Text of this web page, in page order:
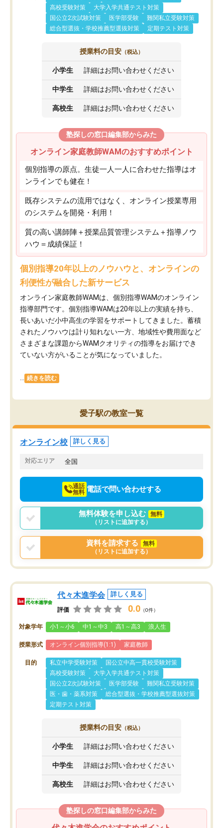
高校受験対策
大学入学共通テスト対策
国公立2次試験対策
医学部受験
難関私立受験対策
総合型選抜・学校推薦型選抜対策
定期テスト対策
授業料の目安 （税込）
小学生 詳細はお問い合わせください
中学生 詳細はお問い合わせください
高校生 詳細はお問い合わせください
塾探しの窓口編集部からみた
オンライン家庭教師WAMのおすすめポイント
個別指導の原点。生徒一人一人に合わせた指導はオ
ンラインでも健在！
既存システムの流用ではなく、オンライン授業専用
のシステムを開発・利用！
質の高い講師陣＋授業品質管理システム＋指導ノウ
ハウ＝成績保証！
個別指導20年以上のノウハウと、オンラインの
利便性が融合した新サービス
オンライン家庭教師WAMは、個別指導WAMのオンライン
指導部門です。個別指導WAMは20年以上の実績を持ち、
長いあいだ小中高生の学習をサポートしてきました。蓄積
されたノウハウは計り知れない一方、地域性や費用面など
さまざまな課題からWAMクオリティの指導をお届けでき
ていない方がいることが気になっていました。
続きを読む
愛子駅の教室一覧
オンライン校 詳しく見る
対応エリア 全国
通話
無料 電話で問い合わせする
無料体験を申し込む
無料
（リストに追加する）
資料を請求する
無料
（リストに追加する）
代々木進学会 詳しく見る
評価 0.0 （0件）
対象学年 小1～小6 中1～中3 高1～高3 浪人生
授業形式 オンライン個別指導(1:1) 家庭教師
目的 私立中学受験対策
国公立中高一貫校受験対策
高校受験対策
大学入学共通テスト対策
国公立2次試験対策
医学部受験
難関私立受験対策
医・歯・薬系対策
総合型選抜・学校推薦型選抜対策
定期テスト対策
授業料の目安 （税込）
小学生 詳細はお問い合わせください
中学生 詳細はお問い合わせください
高校生 詳細はお問い合わせください
塾探しの窓口編集部からみた